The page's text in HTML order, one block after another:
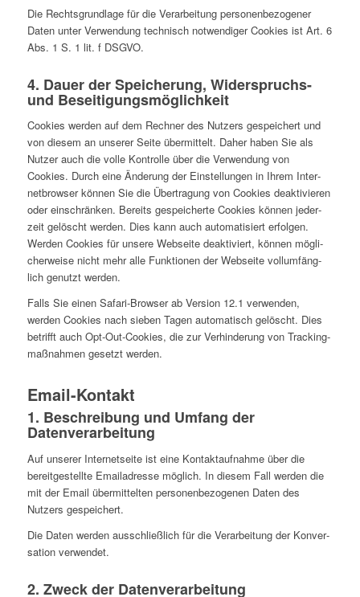
Die Rechts­grund­lage für die Ver­ar­bei­tung per­so­nen­be­zo­ge­ner
Daten unter Ver­wen­dung tech­nisch not­wen­di­ger Cookies ist Art. 6
Abs. 1 S. 1 lit. f DSGVO.
4. Dauer der Spei­che­rung, Wider­spruchs-
und Beseitigungsmöglichkeit
Cookies werden auf dem Rechner des Nutzers gespei­chert und
von diesem an unserer Seite über­mit­telt. Daher haben Sie als
Nutzer auch die volle Kon­trolle über die Ver­wen­dung von
Cookies. Durch eine Ände­rung der Ein­stel­lun­gen in Ihrem Inter­
net­brow­ser können Sie die Über­tra­gung von Cookies deak­ti­vie­ren
oder ein­schrän­ken. Bereits gespei­cherte Cookies können jeder­
zeit gelöscht werden. Dies kann auch auto­ma­ti­siert erfol­gen.
Werden Cookies für unsere Web­seite deak­ti­viert, können mög­li­
cher­weise nicht mehr alle Funk­tio­nen der Web­seite voll­um­fäng­
lich genutzt werden.
Falls Sie einen Safari-Browser ab Version 12.1 ver­wen­den,
werden Cookies nach sieben Tagen auto­ma­tisch gelöscht. Dies
betrifft auch Opt-Out-Cookies, die zur Ver­hin­de­rung von Track­ing­
maß­nah­men gesetzt werden.
Email-Kontakt
1. Beschrei­bung und Umfang der
Datenverarbeitung
Auf unserer Inter­net­seite ist eine Kon­takt­auf­nahme über die
bereit­ge­stellte Email­adresse möglich. In diesem Fall werden die
mit der Email über­mit­tel­ten per­so­nen­be­zo­ge­nen Daten des
Nutzers gespeichert.
Die Daten werden aus­schließ­lich für die Ver­ar­bei­tung der Kon­ver­
sa­tion verwendet.
2. Zweck der Datenverarbeitung